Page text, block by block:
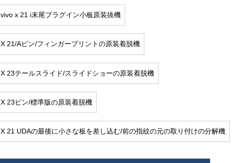
vivo x 21 i末尾プラグイン小板原装抜機
X 21/Aピン/フィンガープリントの原装着脱機
X 23テールスライド/スライドショーの原装着脱機
X 23ピン/標準版の原装着脱機
X 21 UDAの最後に小さな板を差し込む/前の指紋の元の取り付けの分解機